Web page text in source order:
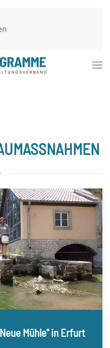
Mühle" in Erfurt